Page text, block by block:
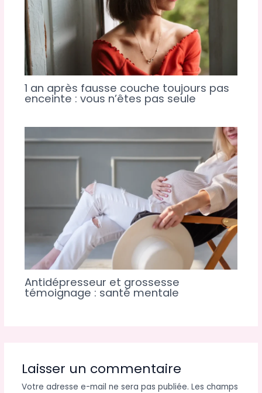
1 an après fausse couche toujours pas
enceinte : vous n’êtes pas seule
Antidépresseur et grossesse
témoignage : santé mentale
Laisser un commentaire
Votre adresse e-mail ne sera pas publiée. Les champs